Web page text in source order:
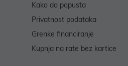
Kako do popusta
Privatnost podataka
Grenke financiranje
Kupnja na rate bez kartice